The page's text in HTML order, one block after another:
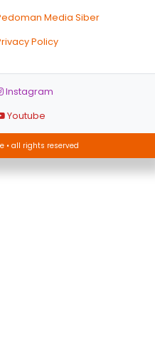
Media Siber
Policy
Instagram
Youtube
• all rights reserved